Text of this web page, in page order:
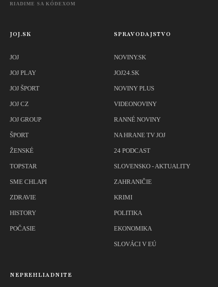
RIADIME SA KÓDEXOM
JOJ.SK
JOJ
JOJ PLAY
JOJ ŠPORT
JOJ CZ
JOJ GROUP
ŠPORT
ŽENSKÉ
TOPSTAR
SME CHLAPI
ZDRAVIE
HISTORY
POČASIE
SPRAVODAJSTVO
NOVINY.SK
JOJ24.SK
NOVINY PLUS
VIDEONOVINY
RANNÉ NOVINY
NA HRANE TV JOJ
24 PODCAST
SLOVENSKO - AKTUALITY
ZAHRANIČIE
KRIMI
POLITIKA
EKONOMIKA
SLOVÁCI V EÚ
NEPREHLIADNITE